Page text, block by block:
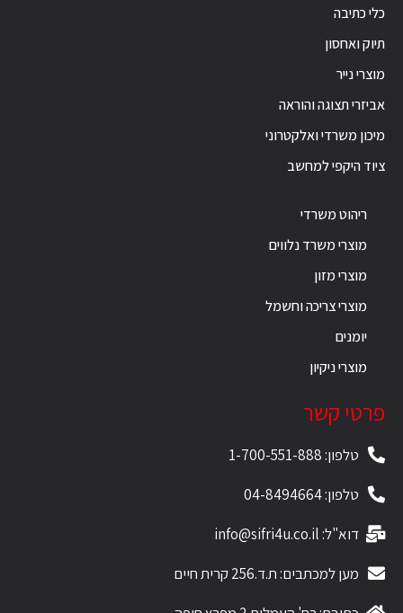
כלי כתיבה
תיוק ואחסון
מוצרי נייר
אביזרי תצוגה והוראה
מיכון משרדי ואלקטרוני
ציוד היקפי למחשב
ריהוט משרדי
מוצרי משרד נלווים
מוצרי מזון
מוצרי צריכה וחשמל
יומנים
מוצרי ניקיון
פרטי קשר
טלפון: 1-700-551-888
טלפון: 04-8494664
דוא"ל: info@sifri4u.co.il
מען למכתבים: ת.ד.256 קרית חיים